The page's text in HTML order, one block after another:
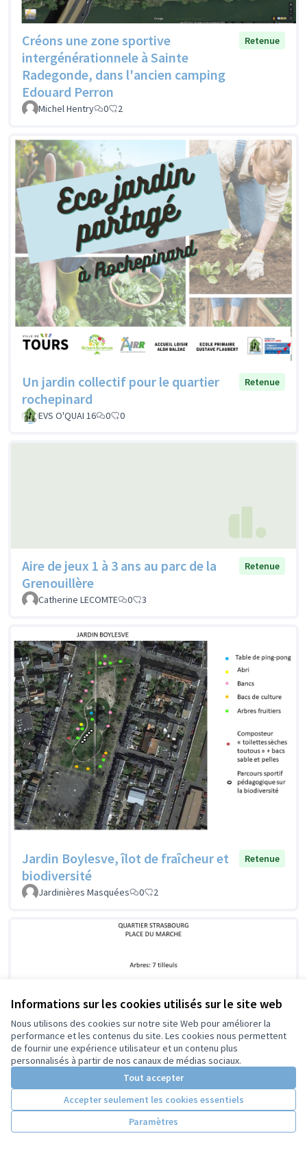
Informations sur les cookies utilisés sur le site web
Nous utilisons des cookies sur notre site Web pour améliorer la
performance et les contenus du site. Les cookies nous permettent
de fournir une expérience utilisateur et un contenu plus
personnalisés à partir de nos canaux de médias sociaux.
Tout accepter
Accepter seulement les cookies essentiels
Paramètres
Créons une zone sportive
intergénérationnele à Sainte
Radegonde, dans l'ancien camping
Edouard Perron
Retenue
Michel Hentry 0 2
Un jardin collectif pour le quartier
rochepinard
Retenue
EVS O'QUAI 16 0 0
Aire de jeux 1 à 3 ans au parc de la
Grenouillère
Retenue
Catherine LECOMTE 0 3
Jardin Boylesve, îlot de fraîcheur et
biodiversité
Retenue
Jardinières Masquées 0 2